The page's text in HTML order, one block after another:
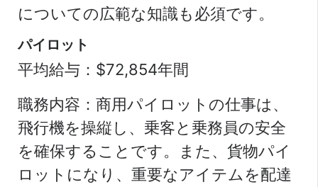
についての広範な知識も必須です。
パイロット
平均給与：$72,854年間
職務内容：商用パイロットの仕事は、
飛行機を操縦し、乗客と乗務員の安全
を確保することです。また、貨物パイ
ロットになり、重要なアイテムを配達